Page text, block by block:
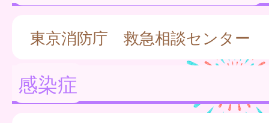
東京消防庁 救急相談センター
感染症